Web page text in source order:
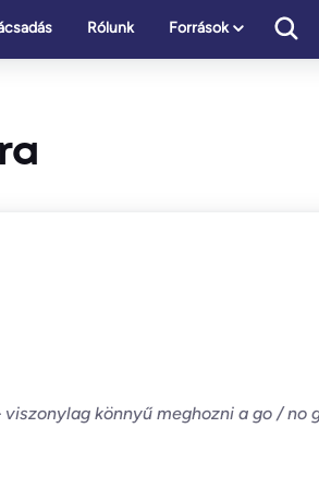
Rólunk Források
könnyű meghozni a go /